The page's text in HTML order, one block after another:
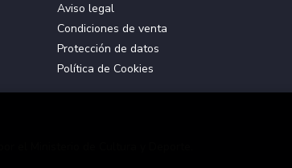
Aviso legal
Condiciones de venta
Protección de datos
Política de Cookies